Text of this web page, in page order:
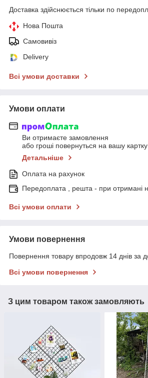
Доставка здійснюється тільки по
Нова Пошта
Самовивіз
Delivery
Всі умови доставки
Умови оплати
Ви отримаєте замовлення
або гроші повернуться на вашу картку
Детальніше
Оплата на рахунок
Передоплата , решта - при отримані
Всі умови оплати
Умови повернення
Повернення товару впродовж 14 днів за
Всі умови повернення
З цим товаром також замовляють